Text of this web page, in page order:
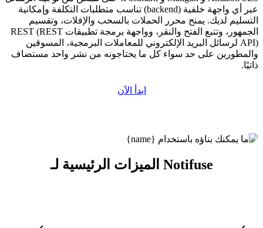
عبر أي واجهة خلفية (backend) تناسب متطلبات التكلفة وإمكانية
التسليم لديك. يمنح محرر الحملات بالسحب والإفلات، وتقسيم
الجمهور، وتتبع الفتح والنقر، وواجهة برمجة تطبيقات REST (REST
API) لرسائل البريد الإلكتروني للمعاملات البرمجية، المسوقين
والمطورين على حد سواء كل ما يحتاجونه من نشر واحد مستضاف
ذاتيًا.
ابدأ الآن
الميزات الرئيسية لـ Notifuse